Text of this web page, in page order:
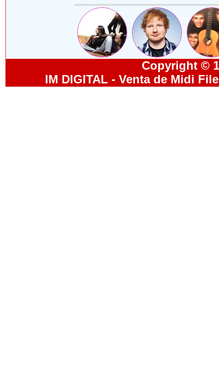
Copyright ©
IM DIGITAL - Venta de Midi